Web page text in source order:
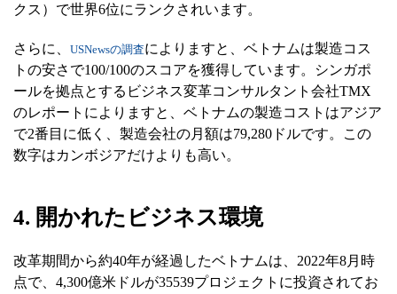
クス）で世界6位にランクされいます。
さらに、 USNewsの調査によりますと、ベトナムは製造コス
トの安さで100/100のスコアを獲得しています。シンガポ
ールを拠点とするビジネス変革コンサルタント会社TMX
のレポートによりますと、ベトナムの製造コストはアジア
で2番目に低く、製造会社の月額は79,280ドルです。この
数字はカンボジアだけよりも高い。
4. 開かれたビジネス環境
改革期間から約40年が経過したベトナムは、2022年8月時
点で、4,300億米ドルが35539プロジェクトに投資されてお